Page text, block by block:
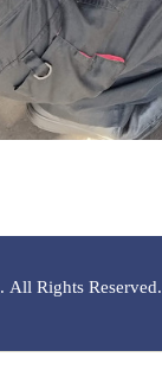
. All Rights Reserved.